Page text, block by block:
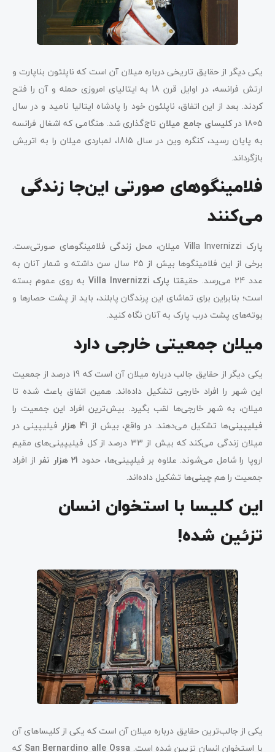
یکی دیگر از حقایق تاریخی درباره میلان آن است که ناپلئون بناپارت و
ارتش فرانسه، در اوایل قرن 18 به ایتالیای امروزی حمله و آن را فتح
کردند. بعد از این اتفاق، ناپلئون خود را پادشاه ایتالیا نامید و در سال
1805 در
کلیسای جامع میلان تاج‌گذاری شد. هنگامی که اشغال فرانسه
به پایان رسید، کنگره وین در سال 1815، لمباردی میلان را به اتریش
بازگرداند.
فلامینگوهای صورتی این‌جا زندگی
می‌کنند
پارک Villa Invernizzi میلان، محل زندگی فلامینگوهای صورتی‌ست.
برخی از این فلامینگوها بیش از 25 سال سن داشته و شمار آنان به
عدد 24 می‌رسد. حقیقتا
پارک Villa Invernizzi به روی عموم بسته
است؛ بنابراین برای تماشای این پرندگان پابلند، باید از پشت حصارها و
بوته‌های پشت درب پارک به آنان نگاه کنید.
میلان جمعیتی خارجی دارد
یکی دیگر از حقایق جالب درباره میلان آن است که 19 درصد از جمعیت
این شهر را افراد خارجی تشکیل داده‌اند. همین اتفاق باعث شده تا
میلان، به شهر خارجی‌ها لقب بگیرد. بیش‌ترین افراد این جمعیت را
فیلیپینی‌ها تشکیل می‌دهند. در واقع، بیش از 41 هزار
فیلیپینی در
میلان زندگی می‌کند که بیش از 33 درصد از کل فیلیپینی‌های مقیم
اروپا را شامل می‌شوند. علاوه بر فیلپینی‌ها، حدود 21 هزار نفراز افراد
جمعیت را همچینی‌ها تشکیل داده‌اند.
این کلیسا با استخوان انسان
تزئین شده!
یکی از جالب‌ترین حقایق درباره میلان آن است که یکی از کلیساهای آن
با استخوان انسان تزیین شده است. San Bernardino alle Ossa که